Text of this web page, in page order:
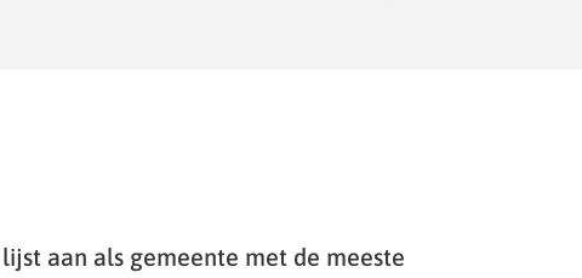
aan als gemeente met de meeste